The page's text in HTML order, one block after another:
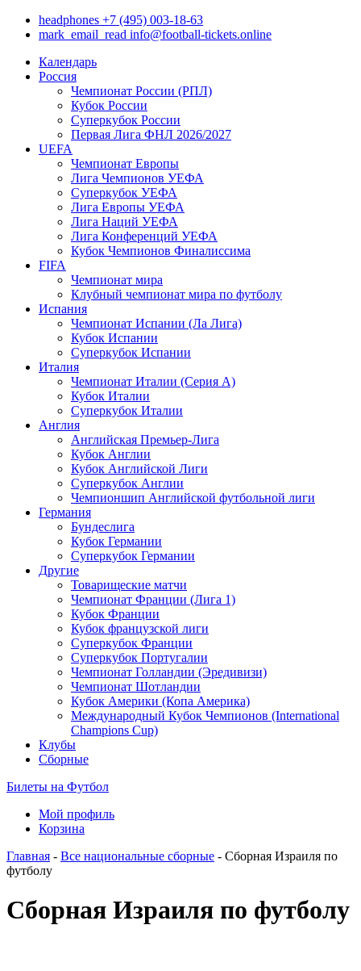
headphones +7 (495) 003-18-63
mark_email_read info@football-tickets.online
Календарь
Россия
Чемпионат России (РПЛ)
Кубок России
Суперкубок России
Первая Лига ФНЛ 2026/2027
UEFA
Чемпионат Европы
Лига Чемпионов УЕФА
Суперкубок УЕФА
Лига Европы УЕФА
Лига Наций УЕФА
Лига Конференций УЕФА
Кубок Чемпионов Финалиссима
FIFA
Чемпионат мира
Клубный чемпионат мира по футболу
Испания
Чемпионат Испании (Ла Лига)
Кубок Испании
Суперкубок Испании
Италия
Чемпионат Италии (Серия А)
Кубок Италии
Суперкубок Италии
Англия
Английская Премьер-Лига
Кубок Англии
Кубок Английской Лиги
Суперкубок Англии
Чемпионшип Английской футбольной лиги
Германия
Бундеслига
Кубок Германии
Суперкубок Германии
Другие
Товарищеские матчи
Чемпионат Франции (Лига 1)
Кубок Франции
Кубок французской лиги
Суперкубок Франции
Суперкубок Португалии
Чемпионат Голландии (Эредивизи)
Чемпионат Шотландии
Кубок Америки (Копа Америка)
Международный Кубок Чемпионов (International
Champions Cup)
Клубы
Сборные
Билеты на Футбол
Мой профиль
Корзина
Главная - Все национальные сборные - Сборная Израиля по
футболу
Сборная Израиля по футболу